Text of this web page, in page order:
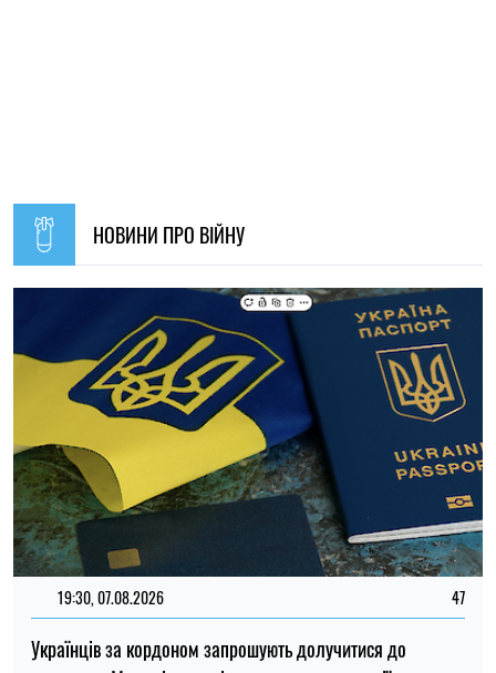
19:30, 07.08.2026
Українців за кордоном запрошують долучитися до
створення Мережі єдності: як подати пропозиції
Олена Ткаліч